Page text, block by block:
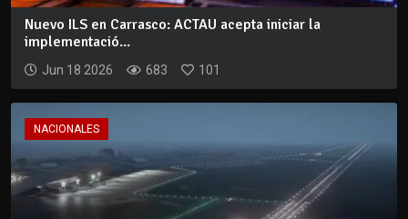
Nuevo ILS en Carrasco: ACTAU acepta iniciar la
implementació...
Jun 18 2026 683 101
NACIONALES